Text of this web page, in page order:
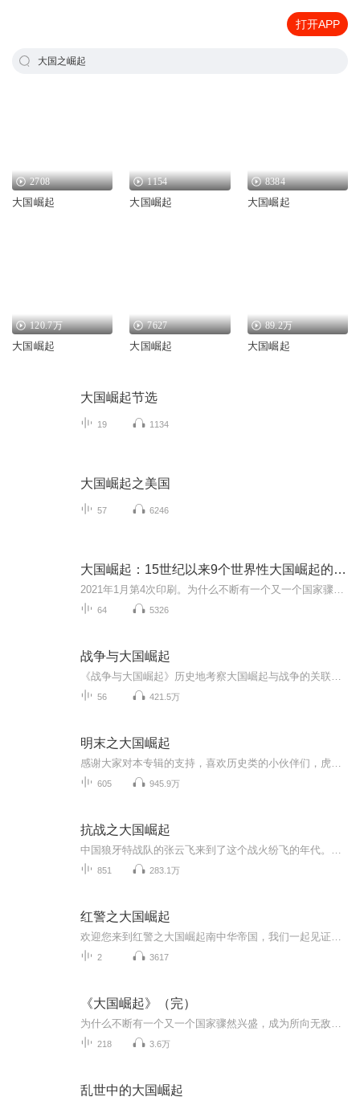
打开APP
大国之崛起
2708
大国崛起
1154
大国崛起
8384
大国崛起
120.7万
大国崛起
7627
大国崛起
89.2万
大国崛起
大国崛起节选
19 1134
大国崛起之美国
57 6246
大国崛起：15世纪以来9个世界性大国崛起的历史
64 5326
战争与大国崛起
56 421.5万
明末之大国崛起
605 945.9万
抗战之大国崛起
851 283.1万
红警之大国崛起
2 3617
《大国崛起》（完）
218 3.6万
乱世中的大国崛起